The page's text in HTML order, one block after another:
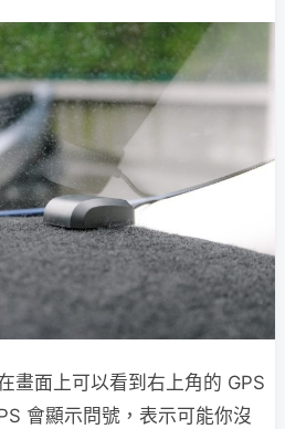
畫面上可以看到右上角的 GPS
會顯示問號，表示可能你沒